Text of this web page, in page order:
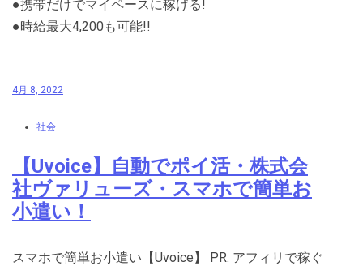
●携帯だけでマイペースに稼げる!
●時給最大4,200も可能!!
4月 8, 2022
社会
【Uvoice】自動でポイ活・株式会
社ヴァリューズ・スマホで簡単お
小遣い！
スマホで簡単お小遣い【Uvoice】 PR: アフィリで稼ぐ